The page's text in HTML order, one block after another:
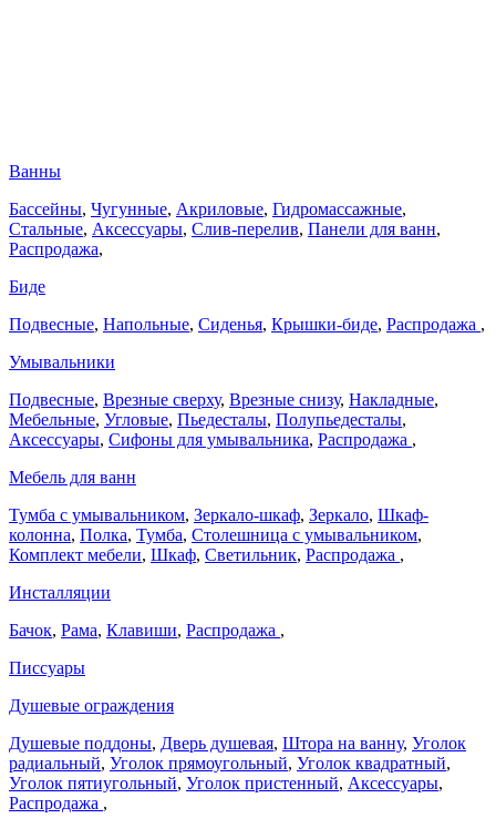
Ванны
Бассейны, Чугунные, Акриловые, Гидромассажные,
Стальные, Аксессуары, Слив-перелив, Панели для ванн,
Распродажа,
Биде
Подвесные, Напольные, Сиденья, Крышки-биде, Распродажа ,
Умывальники
Подвесные, Врезные сверху, Врезные снизу, Накладные,
Мебельные, Угловые, Пьедесталы, Полупьедесталы,
Аксессуары, Сифоны для умывальника, Распродажа ,
Мебель для ванн
Тумба с умывальником, Зеркало-шкаф, Зеркало, Шкаф-
колонна, Полка, Тумба, Столешница с умывальником,
Комплект мебели, Шкаф, Светильник, Распродажа ,
Инсталляции
Бачок, Рама, Клавиши, Распродажа ,
Писсуары
Душевые ограждения
Душевые поддоны, Дверь душевая, Штора на ванну, Уголок
радиальный, Уголок прямоугольный, Уголок квадратный,
Уголок пятиугольный, Уголок пристенный, Аксессуары,
Распродажа ,